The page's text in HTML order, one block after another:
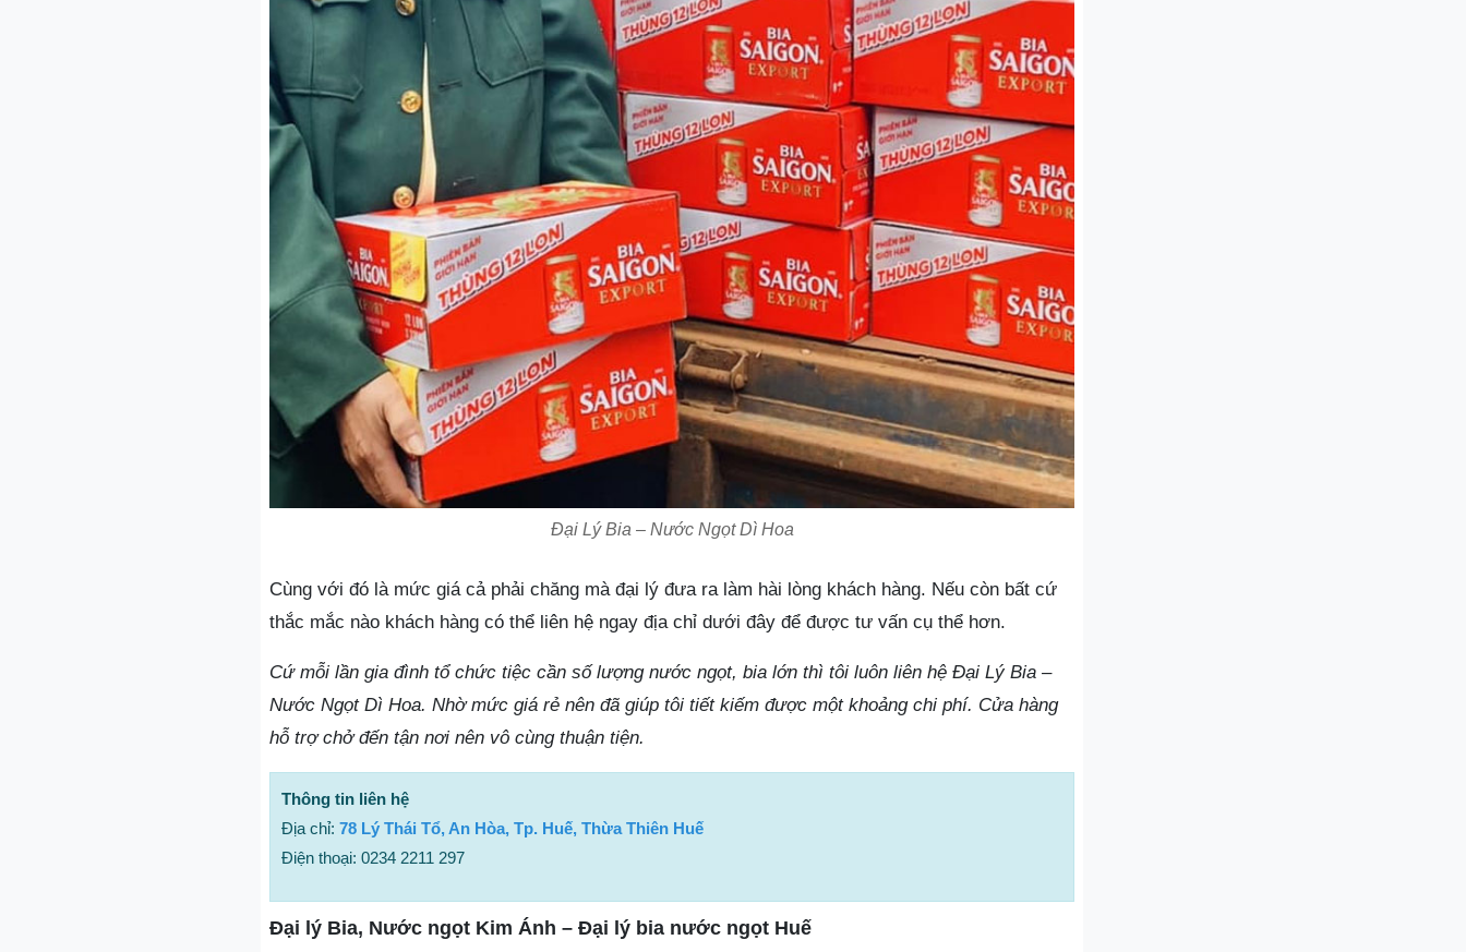
Đại Lý Bia – Nước Ngọt Dì Hoa
Cùng với đó là mức giá cả phải chăng mà đại lý đưa ra làm hài lòng khách hàng. Nếu còn bất cứ
thắc mắc nào khách hàng có thể liên hệ ngay địa chỉ dưới đây để được tư vấn cụ thể hơn.
Cứ mỗi lần gia đình tổ chức tiệc cần số lượng nước ngọt, bia lớn thì tôi luôn liên hệ Đại Lý Bia –
Nước Ngọt Dì Hoa. Nhờ mức giá rẻ nên đã giúp tôi tiết kiếm được một khoảng chi phí. Cửa hàng
hỗ trợ chở đến tận nơi nên vô cùng thuận tiện.
Thông tin liên hệ
Địa chỉ: 78 Lý Thái Tổ, An Hòa, Tp. Huế, Thừa Thiên Huế
Điện thoại: 0234 2211 297
Đại lý Bia, Nước ngọt Kim Ánh – Đại lý bia nước ngọt Huế